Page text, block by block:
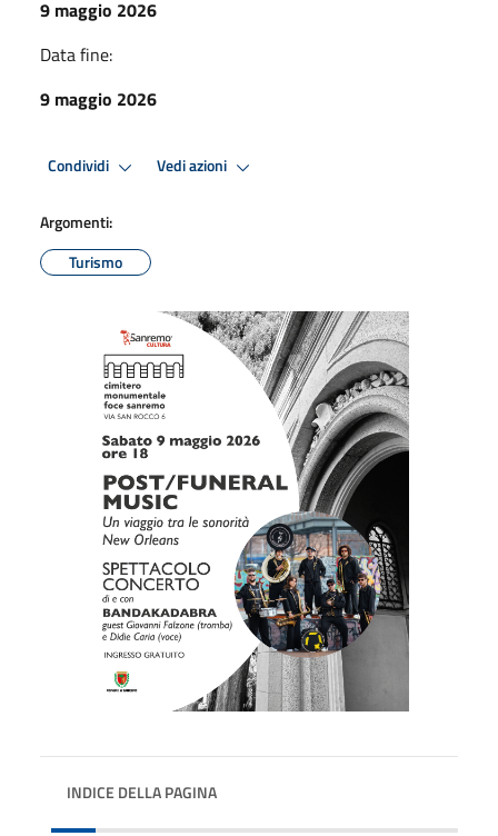
9 maggio 2026
Data fine:
9 maggio 2026
Condividi Vedi azioni
Argomenti:
Turismo
INDICE DELLA PAGINA